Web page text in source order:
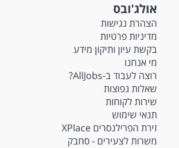
אולג'ובס
הצהרת נגישות
מדיניות פרטיות
בקשת עיון ותיקון מידע
מי אנחנו
רוצה לעבוד ב-AllJobs?
שאלות נפוצות
שירות לקוחות
תנאי שימוש
זירת הפרילנסרים XPlace
משרות לצעירים - סחבק